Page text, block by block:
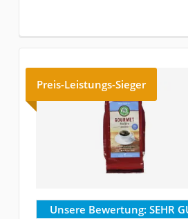
Preis-Leistungs-Sieger
Unsere Bewertung: SEHR